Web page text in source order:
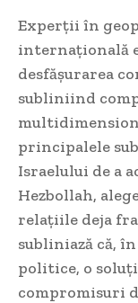
Experții în
internațională
desfășurarea
subliniind
principalele
Israelului de a
Hezbollah,
relațiile deja
subliniază că,
politice, o
compromisuri